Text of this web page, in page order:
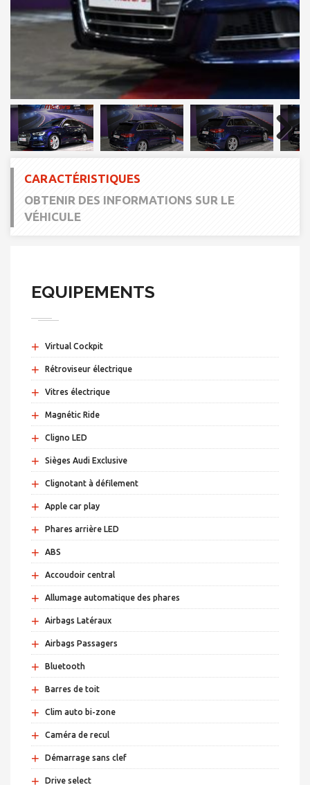
Next
CARACTÉRISTIQUES
OBTENIR DES INFORMATIONS SUR LE
VÉHICULE
EQUIPEMENTS
+ Virtual Cockpit
+ Rétroviseur électrique
+ Vitres électrique
+ Magnétic Ride
+ Cligno LED
+ Sièges Audi Exclusive
+ Clignotant à défilement
+ Apple car play
+ Phares arrière LED
+ ABS
+ Accoudoir central
+ Allumage automatique des phares
+ Airbags Latéraux
+ Airbags Passagers
+ Bluetooth
+ Barres de toit
+ Clim auto bi-zone
+ Caméra de recul
+ Démarrage sans clef
+ Drive select